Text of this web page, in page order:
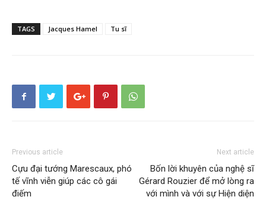
TAGS Jacques Hamel Tu sĩ
Previous article
Cựu đại tướng Marescaux, phó
tế vĩnh viễn giúp các cô gái
điếm
Next article
Bốn lời khuyên của nghệ sĩ
Gérard Rouzier để mở lòng ra
với mình và với sự Hiện diện